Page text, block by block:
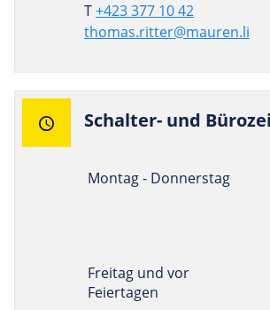
T+423 377 10 42
thomas.ritter@mauren.li
Schalter- und
Montag - Donnerstag
Freitag und vor
Feiertagen